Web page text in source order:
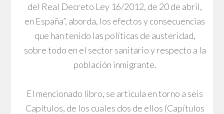
del Real Decreto Ley 16/2012, de 20 de abril,
en España”, aborda, los efectos y consecuencias
que han tenido las políticas de austeridad,
sobre todo en el sector sanitario y respecto a la
población inmigrante.
El mencionado libro, se articula en torno a seis
Capítulos, de los cuales dos de ellos (Capítulos